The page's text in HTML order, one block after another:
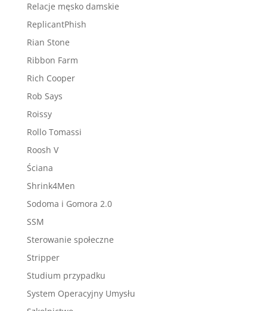
Relacje męsko damskie
ReplicantPhish
Rian Stone
Ribbon Farm
Rich Cooper
Rob Says
Roissy
Rollo Tomassi
Roosh V
Ściana
Shrink4Men
Sodoma i Gomora 2.0
SSM
Sterowanie społeczne
Stripper
Studium przypadku
System Operacyjny Umysłu